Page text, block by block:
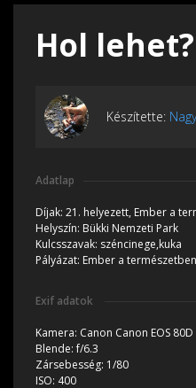
Hol lehet?
Készítette:
Adatlap
Díjak: 21. helyezett, Ember a
Helyszín: Bükki Nemzeti Park
Kulcsszavak: széncinege,kuka
Pályázat: Ember a természetben
Exif adatok
Kamera: Canon Canon EOS 80D
Blende:f/6.3
Zársebesség: 1/80
ISO: 400